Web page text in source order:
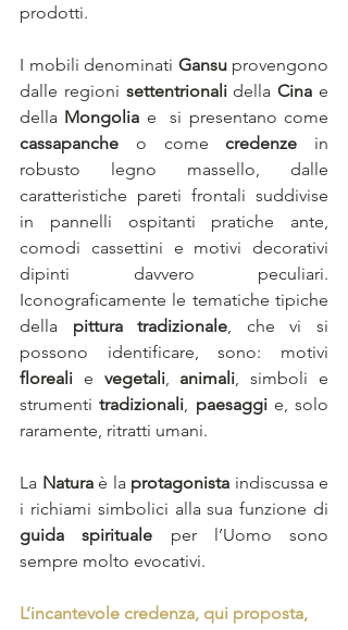
prodotti.
I mobili denominati Gansu provengono
dalle regioni settentrionali della Cina e
della Mongolia
cassapanche o come credenze in
robusto legno massello, dalle
caratteristiche pareti frontali suddivise
in pannelli ospitanti pratiche ante,
comodi cassettini e motivi decorativi
dipinti davvero peculiari.
Iconograficamente le tematiche tipiche
della pittura tradizionale, che vi si
floreali e vegetali, animali, simboli e
strumenti tradizionali, paesaggi e, solo
raramente, ritratti umani.
La Natura è la protagonista indiscussa e
guida spirituale per l’Uomo sono
sempre molto evocativi.
L’incantevole credenza, qui proposta,